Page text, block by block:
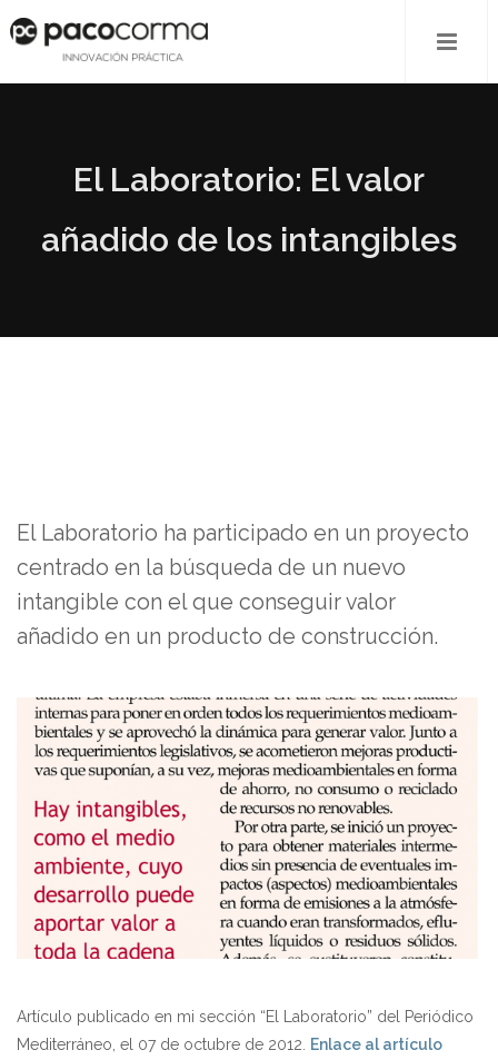
El Laboratorio: El valor
añadido de los intangibles
El Laboratorio ha participado en un proyecto
centrado en la búsqueda de un nuevo
intangible con el que conseguir valor
añadido en un producto de construcción.
Artículo publicado en mi sección “El Laboratorio” del Periódico
Mediterráneo, el 07 de octubre de 2012.
Enlace al artículo